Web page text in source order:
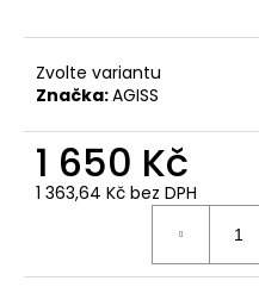
Zvolte variantu
Značka:AGISS
1 650 Kč
1 363,64 Kč bez DPH
u
č
u
j
e
m
e
ŠATY